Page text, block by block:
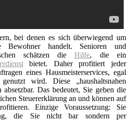
bei denen es sich überwiegend um
Bewohner handelt. Senioren und
schätzen dieHilfe, die ein
bietet. Daher profitiert jeder
eines Hausmeisterservices, egal
wird. Diese „haushaltsnahen
Das bedeutet, Sie geben die
Steuererklärung an und können auf
Einzige Voraussetzung: Sie
die Sie nicht bar sondern per